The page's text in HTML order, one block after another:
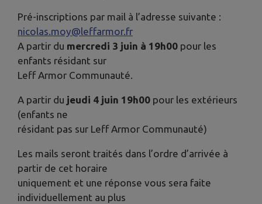
Pré-inscriptions par mail à l’adresse suivante :
nicolas.moy@leffarmor.fr
A partir du mercredi 3 juin à 19h00 pour les
enfants résidant sur
Leff Armor Communauté.
A partir du jeudi 4 juin 19h00 pour les extérieurs
(enfants ne
résidant pas sur Leff Armor Communauté)
Les mails seront traités dans l’ordre d’arrivée à
partir de cet horaire
uniquement et une réponse vous sera faite
individuellement au plus